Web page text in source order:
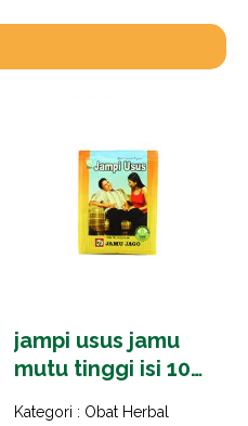
Obat Herbal
jampi usus jamu
mutu tinggi isi 10
Kategori : Obat Herbal